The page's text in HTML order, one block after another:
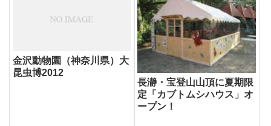
金沢動物園（神奈川県）大
昆虫博2012
長瀞・宝登山山頂に夏期限
定「カブトムシハウス」オ
ープン！